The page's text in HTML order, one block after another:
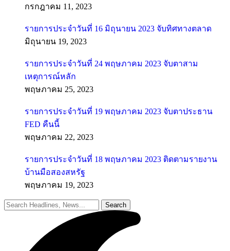
กรกฎาคม 11, 2023
รายการประจำวันที่ 16 มิถุนายน 2023 จับทิศทางตลาด
มิถุนายน 19, 2023
รายการประจำวันที่ 24 พฤษภาคม 2023 จับตาสาม
เหตุการณ์หลัก
พฤษภาคม 25, 2023
รายการประจำวันที่ 19 พฤษภาคม 2023 จับตาประธาน
FED คืนนี้
พฤษภาคม 22, 2023
รายการประจำวันที่ 18 พฤษภาคม 2023 ติดตามรายงาน
บ้านมือสองสหรัฐ
พฤษภาคม 19, 2023